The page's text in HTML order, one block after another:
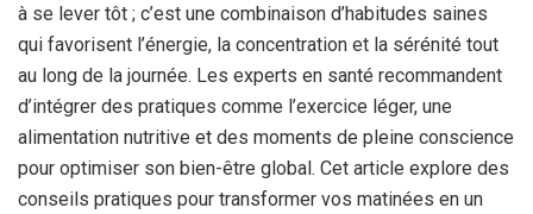
à se lever tôt ; c’est une combinaison d’habitudes saines
qui favorisent l’énergie, la concentration et la sérénité tout
au long de la journée. Les experts en santé recommandent
d’intégrer des pratiques comme l’exercice léger, une
alimentation nutritive et des moments de pleine conscience
pour optimiser son bien-être global. Cet article explore des
conseils pratiques pour transformer vos matinées en un